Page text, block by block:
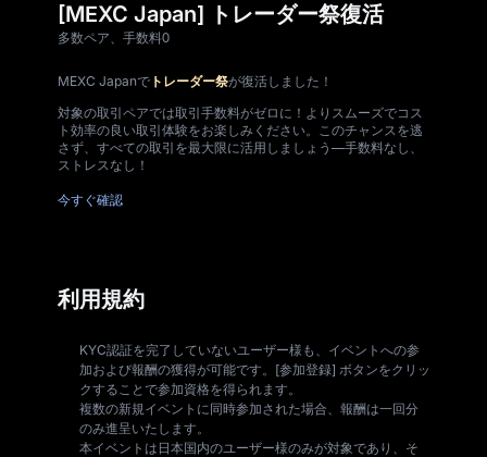
[MEXC Japan] トレーダー祭復活
多数ペア、手数料0
MEXC Japanでトレーダー祭が復活しました！
対象の取引ペアでは取引手数料がゼロに！よりスムーズでコス
ト効率の良い取引体験をお楽しみください。このチャンスを逃
さず、すべての取引を最大限に活用しましょう—手数料なし、
ストレスなし！
今すぐ確認
利用規約
KYC認証を完了していないユーザー様も、イベントへの参
加および報酬の獲得が可能です。[参加登録] ボタンをクリッ
クすることで参加資格を得られます。
複数の新規イベントに同時参加された場合、報酬は一回分
のみ進呈いたします。
本イベントは日本国内のユーザー様のみが対象であり、そ